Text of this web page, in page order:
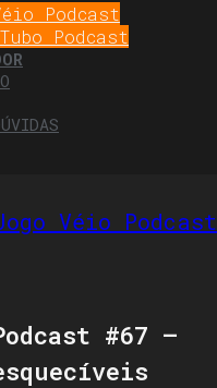
Podcast
Podcast
Véio Podcast
#67 –